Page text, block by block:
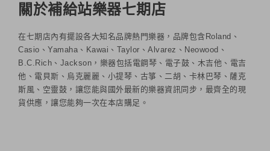
關於補給站樂器七期店
在七期店內有擺設各大知名品牌熱門樂器，品牌包含Roland、
Casio、Yamaha、Kawai、Taylor、Alvarez、Neowood、
B.C.Rich、Jackson，樂器包括電鋼琴、電子鼓、木吉他、電吉
他、電貝斯、烏克麗麗、小提琴、古箏、二胡、卡林巴琴、薩克
斯風、空靈鼓，讓您能與國外最新的樂器資訊同步，最齊全的現
貨供應，讓您能夠一次在本店購足。